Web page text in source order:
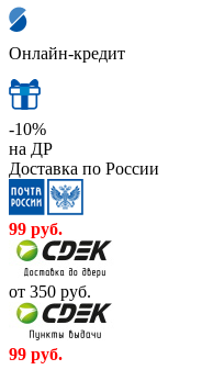
Онлайн-кредит
-10%
на ДР
Доставка по России
99 руб.
от 350 руб.
99 руб.